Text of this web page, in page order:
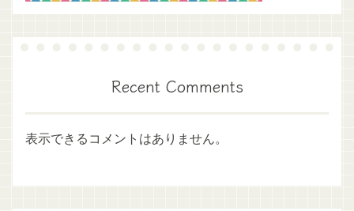
Recent Comments
表示できるコメントはありません。